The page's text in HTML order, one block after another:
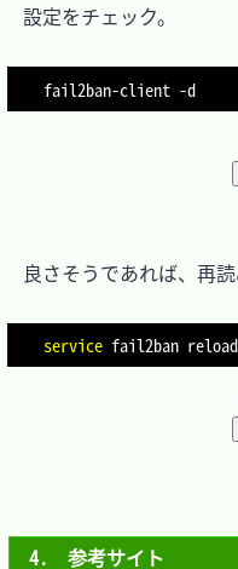
設定をチェック。
fail2ban-client -d
良さそうであれば、再読
service
4.　参考サイト